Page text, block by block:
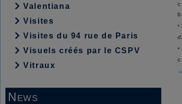
Valentiana
Visites
Visites du 94 rue de Paris
Visuels créés par le CSPV
Vitraux
News
*